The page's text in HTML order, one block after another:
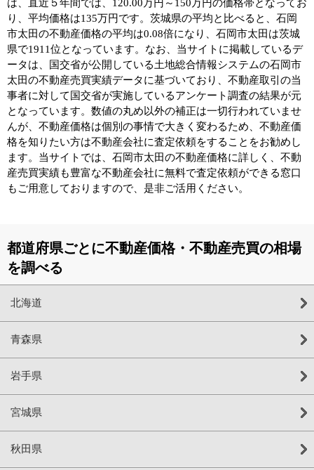
は、直近５年間では、120.00万円～150万円の価格帯となってお
り、平均価格は135万円です。茨城県の平均と比べると、石岡
市太田の不動産価格の平均は0.08倍になり、石岡市太田は茨城
県で1911位となっています。なお、当サイトに掲載しているデ
ータは、国交省が公開している土地総合情報システムの石岡市
太田の不動産売買実績データに基づいており、不動産取引の当
事者に対して国交省が実施しているアンケート調査の結果が元
となっています。数値の丸め以外の補正は一切行われていませ
んが、不動産価格は個別の事情で大きく変わるため、不動産価
格を知りたい方は不動産会社に査定依頼をすることをお勧めし
ます。当サイトでは、石岡市太田の不動産価格に詳しく、不動
産売買実績も豊富な不動産会社に無料で査定依頼ができる窓口
もご用意しておりますので、是非ご活用ください。
都道府県ごとに不動産価格・不動産売買の相場
を調べる
北海道
青森県
岩手県
宮城県
秋田県